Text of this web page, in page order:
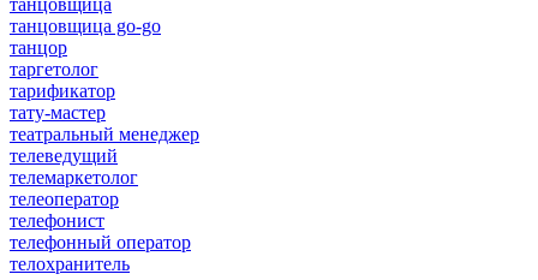
танцовщица go-go
танцор
таргетолог
тарификатор
тату-мастер
театральный менеджер
телеведущий
телемаркетолог
телеоператор
телефонист
телефонный оператор
телохранитель